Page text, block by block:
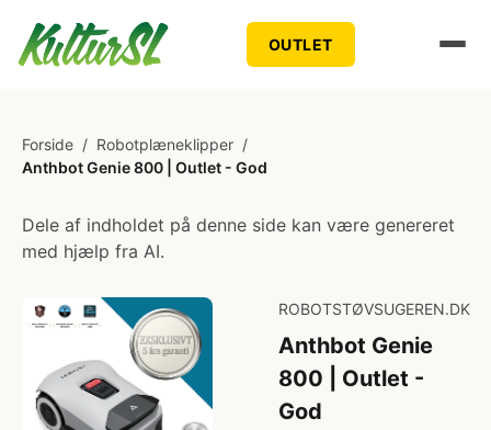
OUTLET
Forside / Robotplæneklipper /
Anthbot Genie 800 | Outlet - God
Dele af indholdet på denne side kan være genereret
med hjælp fra AI.
ROBOTSTØVSUGEREN.DK
Anthbot Genie
800 | Outlet -
God